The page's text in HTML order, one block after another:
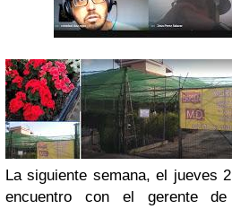
La siguiente semana, el jueves
encuentro con el gerente